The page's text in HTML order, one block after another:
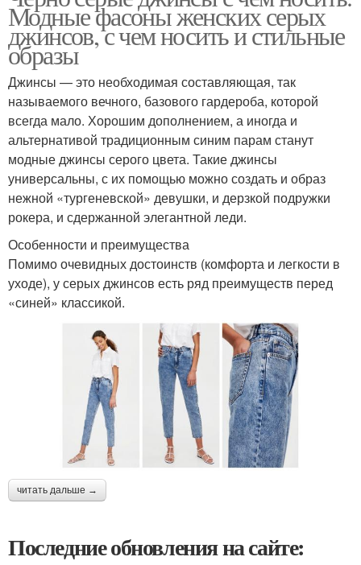
Модные фасоны женских серых
джинсов, с чем носить и стильные
образы
Джинсы — это необходимая составляющая, так
называемого вечного, базового гардероба, которой
всегда мало. Хорошим дополнением, а иногда и
альтернативой традиционным синим парам станут
модные джинсы серого цвета. Такие джинсы
универсальны, с их помощью можно создать и образ
нежной «тургеневской» девушки, и дерзкой подружки
рокера, и сдержанной элегантной леди.
Особенности и преимущества
Помимо очевидных достоинств (комфорта и легкости в
уходе), у серых джинсов есть ряд преимуществ перед
«синей» классикой.
читать дальше →
Последние обновления на сайте: